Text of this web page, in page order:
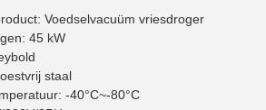
Voedselvacuüm vriesdroger
45 kW
staal
-40°C~-80°C